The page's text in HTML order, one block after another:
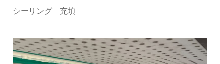
シーリング 充填